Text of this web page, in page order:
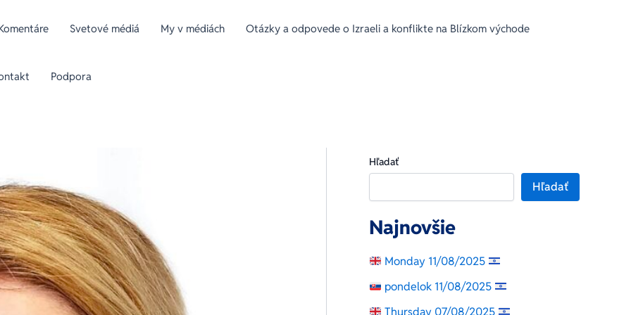
Svetové médiá My v médiách Otázky a odpovede o Izraeli a konflikte na Blízkom východe
Podpora
Hľadať
Hľadať
Najnovšie
Monday 11/08/2025
pondelok 11/08/2025
Thursday 07/08/2025